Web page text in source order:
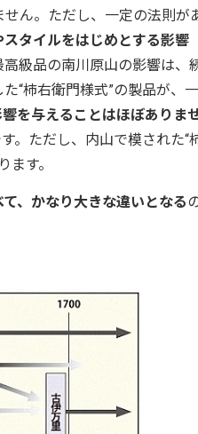
ん。ただし、一定の法則が
タイルをはじめとする影響
高級品の南川原山の影響は、
“柿右衛門様式”の製品が、一
を与えることはほぼありま
。ただし、内山で模された“
す。
、かなり大きな違いとなる